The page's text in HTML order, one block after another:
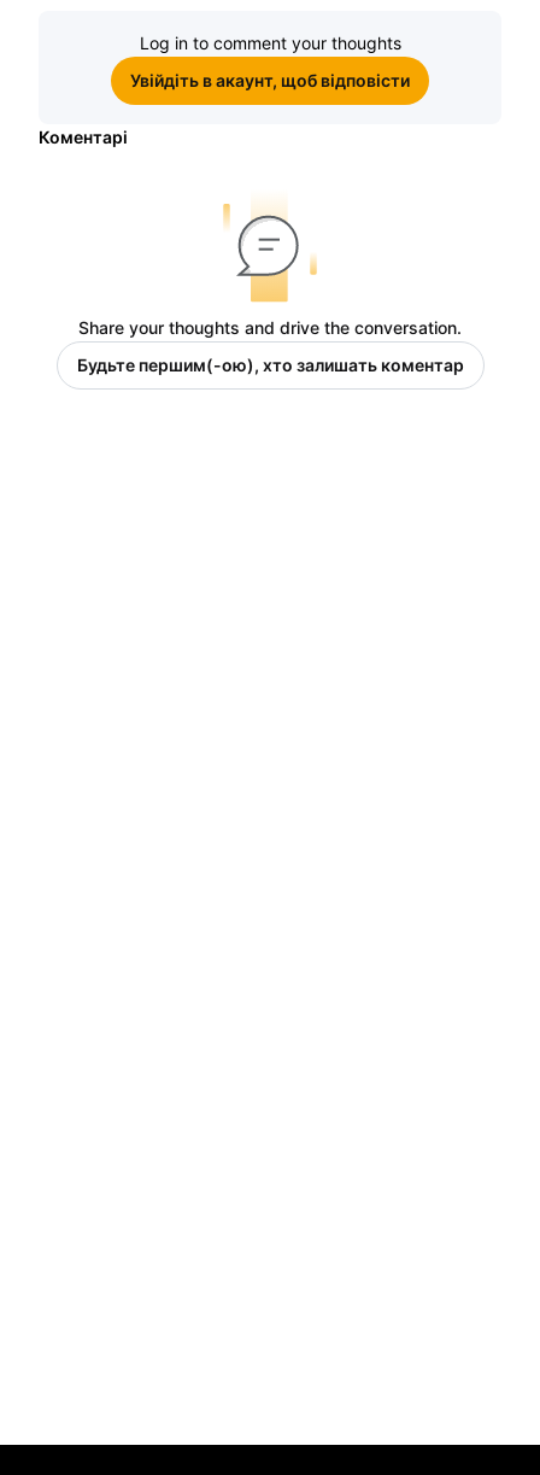
Log in to comment your thoughts
Увійдіть в акаунт, щоб відповісти
Коментарі
Share your thoughts and drive the conversation.
Будьте першим(-ою), хто залишать коментар